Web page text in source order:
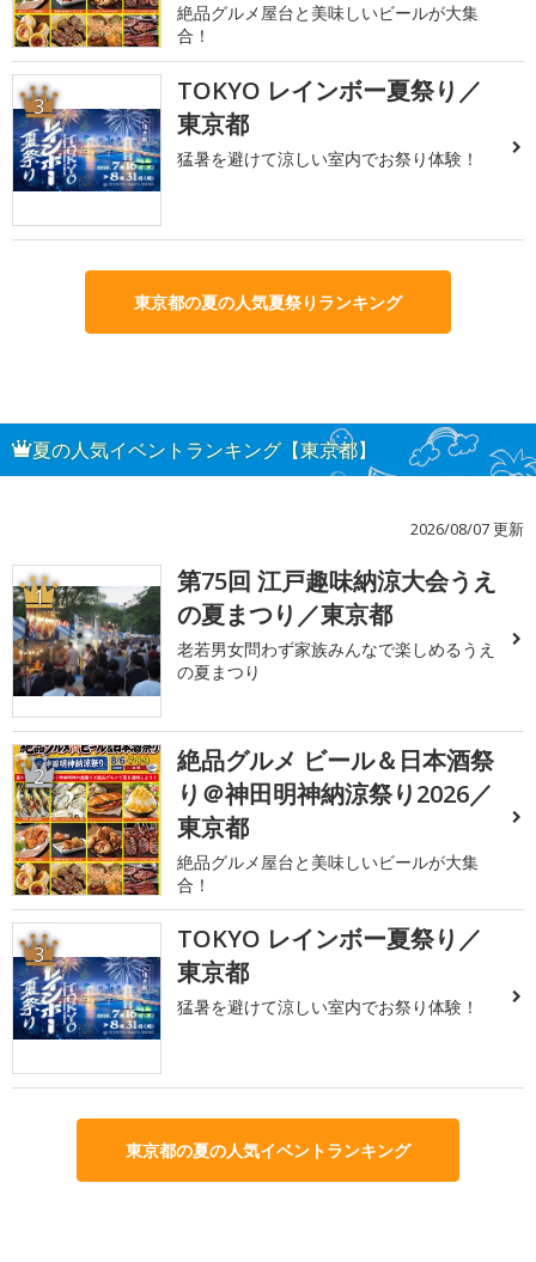
絶品グルメ屋台と美味しいビールが大集
合！
3
TOKYO レインボー夏祭り／
東京都
猛暑を避けて涼しい室内でお祭り体験！
東京都の夏の人気夏祭りランキング
夏の人気イベントランキング【東京都】
2026/08/07 更新
1
第75回 江戸趣味納涼大会うえ
の夏まつり／東京都
老若男女問わず家族みんなで楽しめるうえ
の夏まつり
2
絶品グルメ ビール＆日本酒祭
り＠神田明神納涼祭り2026／
東京都
絶品グルメ屋台と美味しいビールが大集
合！
3
TOKYO レインボー夏祭り／
東京都
猛暑を避けて涼しい室内でお祭り体験！
東京都の夏の人気イベントランキング